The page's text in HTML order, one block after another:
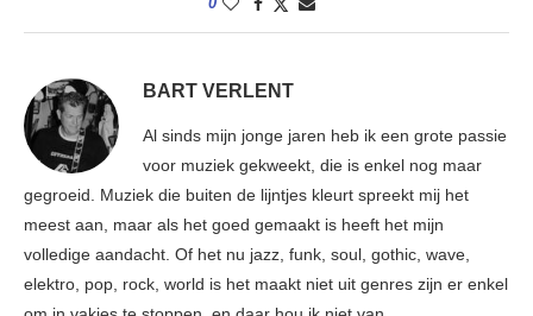
BART VERLENT
Al sinds mijn jonge jaren heb ik een grote passie
voor muziek gekweekt, die is enkel nog maar
gegroeid. Muziek die buiten de lijntjes kleurt spreekt mij het
meest aan, maar als het goed gemaakt is heeft het mijn
volledige aandacht. Of het nu jazz, funk, soul, gothic, wave,
elektro, pop, rock, world is het maakt niet uit genres zijn er enkel